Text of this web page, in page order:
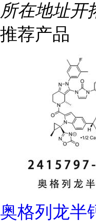
所在地址开
推荐产品
奥格列龙半